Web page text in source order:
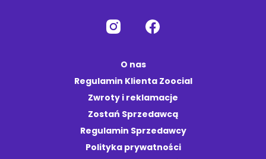
O nas
Regulamin Klienta Zoocial
Zwroty i reklamacje
Zostań Sprzedawcą
Regulamin Sprzedawcy
Polityka prywatności